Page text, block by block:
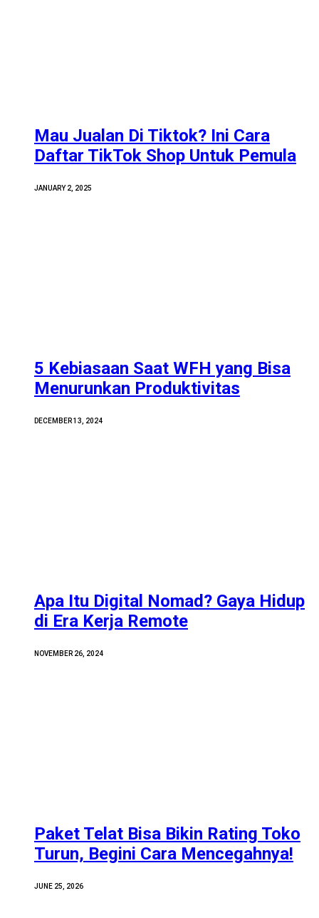
Mau Jualan Di Tiktok? Ini Cara
Daftar TikTok Shop Untuk Pemula
JANUARY 2, 2025
5 Kebiasaan Saat WFH yang Bisa
Menurunkan Produktivitas
DECEMBER 13, 2024
Apa Itu Digital Nomad? Gaya Hidup
di Era Kerja Remote
NOVEMBER 26, 2024
Paket Telat Bisa Bikin Rating Toko
Turun, Begini Cara Mencegahnya!
JUNE 25, 2026